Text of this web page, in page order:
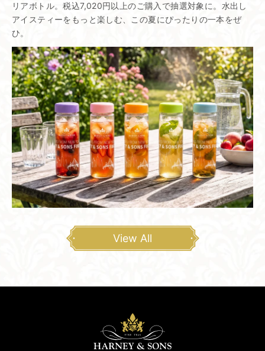
リアボトル。税込7,020円以上のご購入で抽選対象に。水出し
アイスティーをもっと楽しむ、この夏にぴったりの一本をぜ
ひ。
View All